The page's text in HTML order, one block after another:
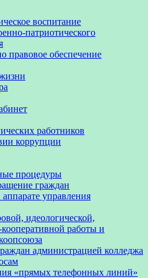
воспитание
патриотического
правовое обеспечение
работников
коррупции
процедуры
граждан
управления
идеологической,
работы и
администрацией колледжа
«прямых телефонных линий»